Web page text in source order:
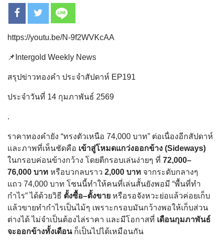
https://youtu.be/N-9f2WVKcAA
📌Intergold Weekly News
สรุปข่าวทองคำ ประจำสัปดาห์ EP191
ประจำวันที่ 14 กุมภาพันธ์ 2569
.
ราคาทองคำยัง “ทรงตัวเหนือ 74,000 บาท” ต่อเนื่องอีกสัปดาห์
และภาพที่เห็นชัดคือ เข้าสู่โหมดแกว่งออกข้าง (Sideways)
ในกรอบค่อนข้างกว้าง โดยตีกรอบเล่นง่ายๆ ที่ 72,000–
76,000 บาท หรือบวกลบราว 2,000 บาท จากระดับกลางๆ
แถว 74,000 บาท โซนนี้ทำให้คนที่เล่นสั้นยังพอมี “พื้นที่ทำ
กำไร” ได้ด้วยวิธี ตั้งซื้อ–ตั้งขาย หรือรอจังหวะย่อแล้วค่อยเก็บ
แล้วขายทำกำไรเป็นไม้ๆ เพราะกรอบมันกว้างพอให้เก็บส่วน
ต่างได้ ไม่จำเป็นต้องไล่ราคา และมีโอกาสที่ เดือนกุมภาพันธ์
จะออกข้างทั้งเดือนก็เป็นไปได้เหมือนกัน